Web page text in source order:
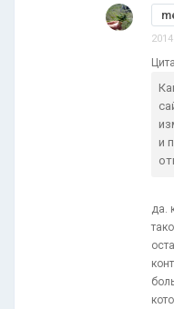
и
да.